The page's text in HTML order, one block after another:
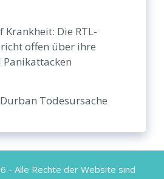
Krankheit: Die RTL-
offen über ihre
Todesursache
- Alle Rechte der Website sind